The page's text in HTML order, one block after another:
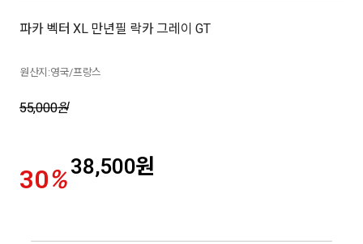
파카 벡터 XL 만년필 락카 그레이 GT
원산지:영국/프랑스
55,000원
30%38,500원